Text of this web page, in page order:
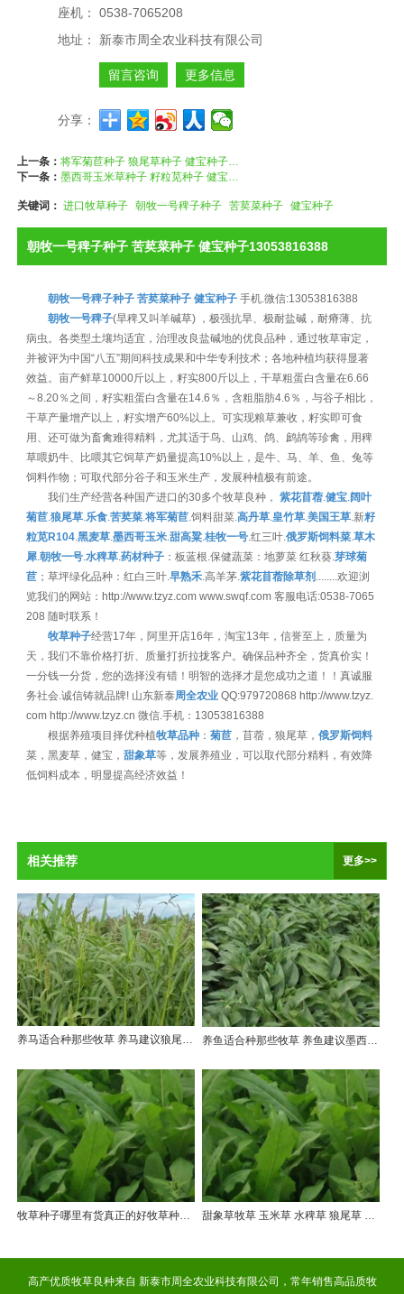
座机：
0538-7065208
地址：
新泰市周全农业科技有限公司
留言咨询 更多信息
分享：
上一条：
将军菊苣种子 狼尾草种子 健宝种子 13053816388
下一条：
墨西哥玉米草种子 籽粒苋种子 健宝种子13053816388
关键词：进口牧草种子 朝牧一号稗子种子 苦荬菜种子 健宝种子
朝牧一号稗子种子 苦荬菜种子 健宝种子13053816388
朝牧一号稗子种子 苦荬菜种子 健宝种子 手机.微信:13053816388
朝牧一号稗子(旱稗又叫羊碱草) ，极强抗旱、极耐盐碱，耐瘠薄、抗
病虫。各类型土壤均适宜，治理改良盐碱地的优良品种，通过牧草审定，
并被评为中国“八五”期间科技成果和中华专利技术；各地种植均获得显著
效益。亩产鲜草10000斤以上，籽实800斤以上，干草粗蛋白含量在6.66
～8.20％之间，籽实粗蛋白含量在14.6％，含粗脂肪4.6％，与谷子相比，
干草产量增产以上，籽实增产60%以上。可实现粮草兼收，籽实即可食
用、还可做为畜禽难得精料，尤其适于鸟、山鸡、鸽、鹧鸪等珍禽，用稗
草喂奶牛、比喂其它饲草产奶量提高10%以上，是牛、马、羊、鱼、兔等
饲料作物；可取代部分谷子和玉米生产，发展种植极有前途。
我们生产经营各种国产进口的30多个牧草良种，紫花苜蓿.健宝.阔叶
菊苣.狼尾草.乐食.苦荬菜.将军菊苣.饲料甜菜.高丹草.皇竹草.美国王草.新籽
粒苋R104.黑麦草.墨西哥玉米.甜高粱.桂牧一号.红三叶.俄罗斯饲料菜.草木
犀.朝牧一号.水稗草.药材种子 ：板蓝根.保健蔬菜：地萝菜 红秋葵.芽球菊
苣 ；草坪绿化品种：红白三叶.早熟禾.高羊茅.紫花苜蓿除草剂 ........欢迎浏
览我们的网站：http://www.tzyz.com www.swqf.com 客服电话:0538-7065
208 随时联系！
牧草种子经营17年，阿里开店16年，淘宝13年，信誉至上，质量为
天，我们不靠价格打折、质量打折拉拢客户。确保品种齐全，货真价实！
一分钱一分货，您的选择没有错！明智的选择才是您成功之道！！真诚服
务社会.诚信铸就品牌! 山东新泰周全农业 QQ:979720868 http://www.tzyz.
com http://www.tzyz.cn 微信.手机：13053816388
根据养殖项目择优种植牧草品种 ：菊苣 ，苜蓿，狼尾草，俄罗斯饲料
菜，黑麦草，健宝，甜象草等，发展养殖业，可以取代部分精料，有效降
低饲料成本，明显提高经济效益！
相关推荐 更多>>
养马适合种那些牧草 养马建议狼尾草 黑麦草 苦荬菜等
牧草种子哪里有货真正的好牧草种子来自山东新泰周全农业 甜象草牧草 玉米草 水稗草 狼尾草 健宝
高产优质牧草良种来自 新泰市周全农业科技有限公司，常年销售高品质牧